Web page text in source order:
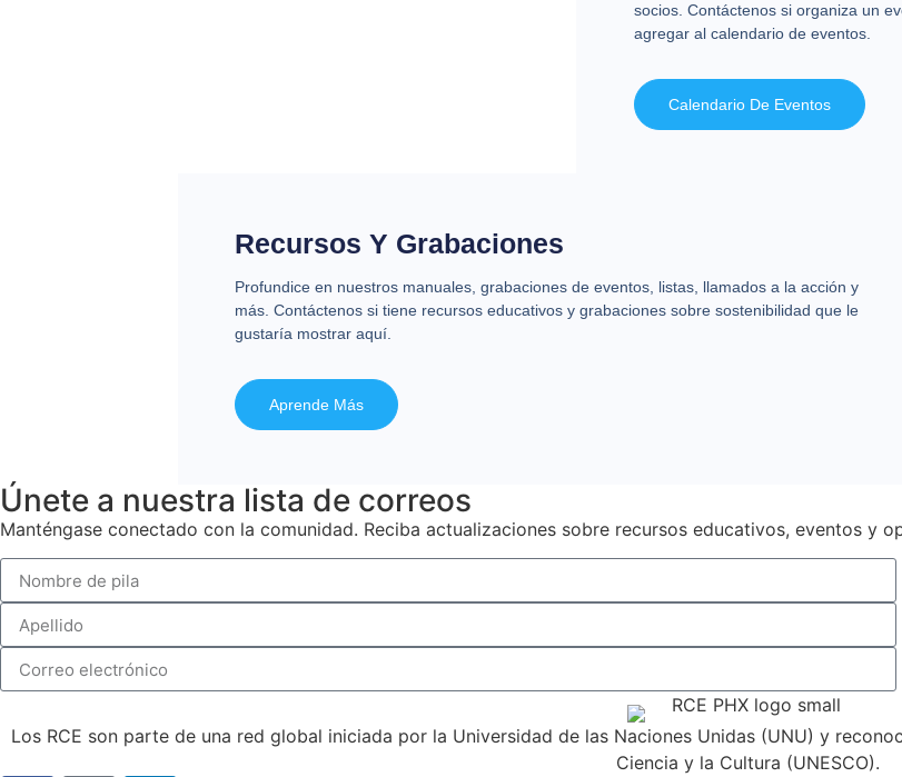
socios. Contáctenos si organiza un
agregar al calendario de eventos.
Calendario De Eventos
Recursos Y Grabaciones
Profundice en nuestros manuales, grabaciones de eventos, listas, llamados a la acción y
más. Contáctenos si tiene recursos educativos y grabaciones sobre sostenibilidad que le
gustaría mostrar aquí.
Aprende Más
Únete a nuestra lista de correos
Manténgase conectado con la comunidad. Reciba actualizaciones sobre recursos educativos, eventos y
Los RCE son parte de una red global iniciada por la Universidad de las Naciones Unidas (UNU) y
Ciencia y la Cultura (UNESCO).